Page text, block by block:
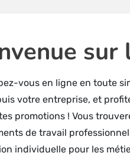
vous en ligne en toute
votre entreprise, et
promotions ! Vous
de travail
individuelle pour les